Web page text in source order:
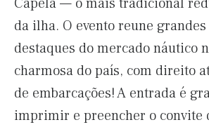
da ilha. O evento reune
destaques do mercado náutico
charmosa do país, com direito
de embarcações! A entrada é
imprimir e preencher o convite